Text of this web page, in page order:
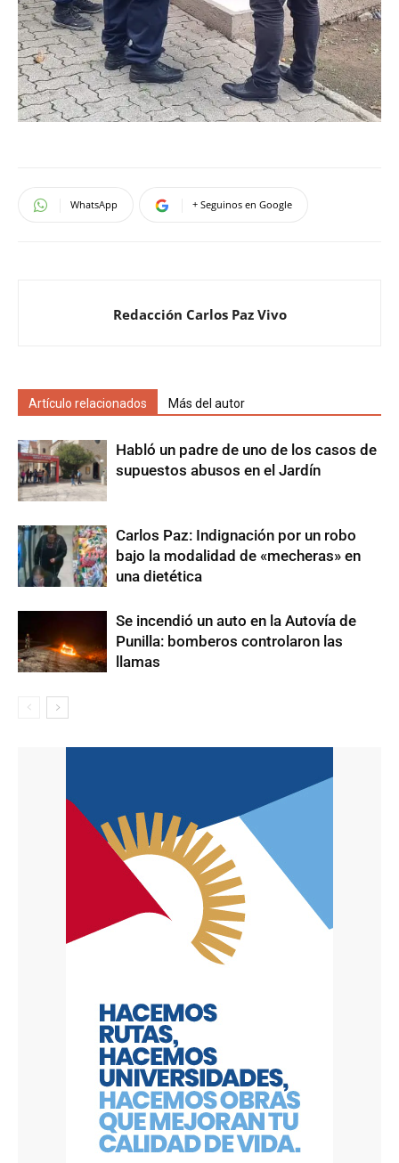
WhatsApp + Seguinos en Google
Redacción Carlos Paz Vivo
Artículo relacionados Más del autor
Habló un padre de uno de los casos de
supuestos abusos en el Jardín
Carlos Paz: Indignación por un robo
bajo la modalidad de «mecheras» en
una dietética
Se incendió un auto en la Autovía de
Punilla: bomberos controlaron las
llamas